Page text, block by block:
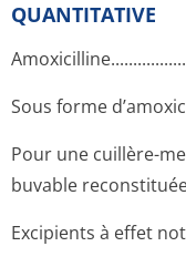
QUANTITATIVE
Sous forme
Pour une cuillère-
buvable
Excipients à effet